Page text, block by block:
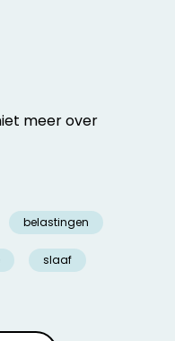
meer over
belastingen
slaaf